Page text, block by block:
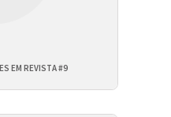
EM REVISTA #9